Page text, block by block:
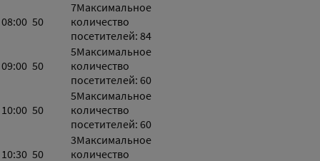
08:00 50
7Максимальное
количество
посетителей: 84
09:00 50
5Максимальное
количество
посетителей: 60
10:00 50
5Максимальное
количество
посетителей: 60
10:30 50
3Максимальное
количество